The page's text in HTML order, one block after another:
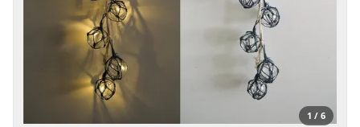
1 / 6